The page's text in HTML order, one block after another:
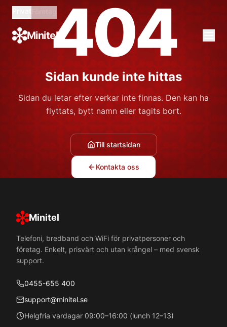
Minitel404
Sidan kunde inte hittas
Sidan du letar efter verkar inte finnas. Den kan ha
flyttats, bytt namn eller tagits bort.
Till startsidan
Kontakta oss
Minitel
Telefoni, bredband och WiFi för privatpersoner och
företag. Enkelt, prisvärt och utan krångel – med svensk
support.
0455-655 400
support@minitel.se
Helgfria vardagar 09:00–16:00 (lunch 12–13)